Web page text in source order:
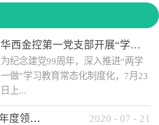
华西金控第一党支部开展“学党史 知党情 做合格党员”主题教育工作会
为纪念建党99周年，深入推进“两学
一做”学习教育常态化制度化，7月23
日上...
华西保险经纪召开2019年度领导班子述职考核工作会 2020 - 07 - 21